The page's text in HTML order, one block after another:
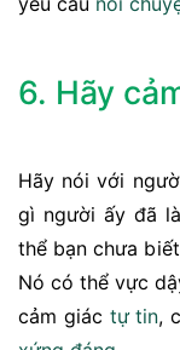
6. Hãy
Hãy nói với
gì người ấy đã
thể bạn chưa
Nó có thể vực
cảm giác tự tin,